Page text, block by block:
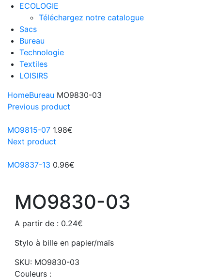
ECOLOGIE
Téléchargez notre catalogue
Sacs
Bureau
Technologie
Textiles
LOISIRS
HomeBureau MO9830-03
Previous product
MO9815-07 1.98€
Next product
MO9837-13 0.96€
MO9830-03
A partir de : 0.24€
Stylo à bille en papier/maïs
SKU: MO9830-03
Couleurs :